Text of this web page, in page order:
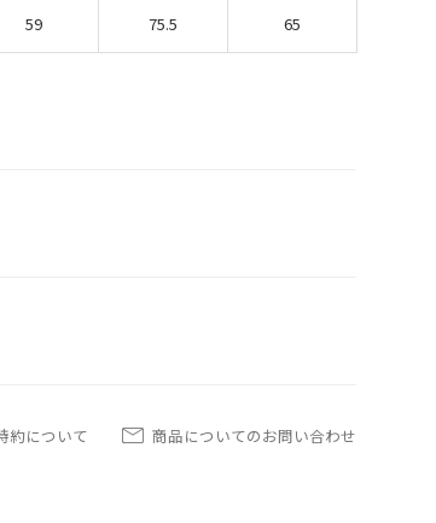
59 75.5 65
約について 商品についてのお問い合わせ